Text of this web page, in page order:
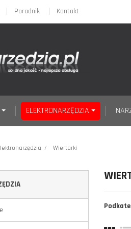
Poradnik Kontakt
ELEKTRONARZĘDZIA
Wiertarki